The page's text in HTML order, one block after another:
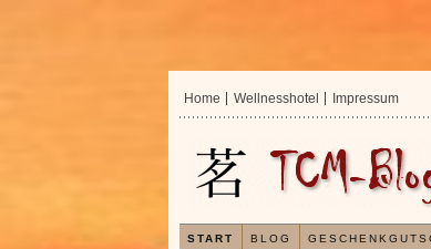
Home Wellnesshotel Impressum
START BLOG